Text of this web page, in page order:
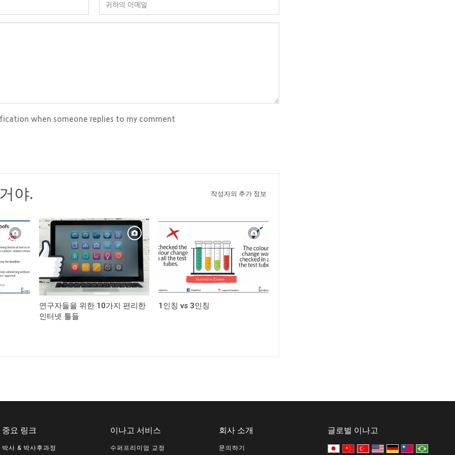
when someone replies to my comment
야. 작성자의 추가 정보
연구자들을 위한 10가지 편리한
인터넷 툴들
1인칭 vs 3인칭
중요 링크
박사 & 박사후과정
이나고 서비스
수퍼프리미엄 교정
회사 소개
문의하기
글로벌 이나고